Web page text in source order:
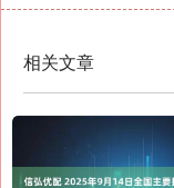
相关文章